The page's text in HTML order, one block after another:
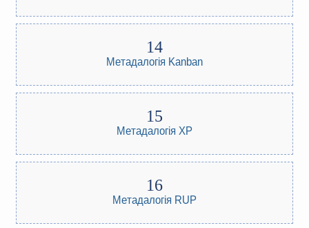
Метадалогія Kanban
Метадалогія XP
Метадалогія RUP